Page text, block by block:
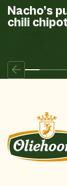
Nacho’s
chili